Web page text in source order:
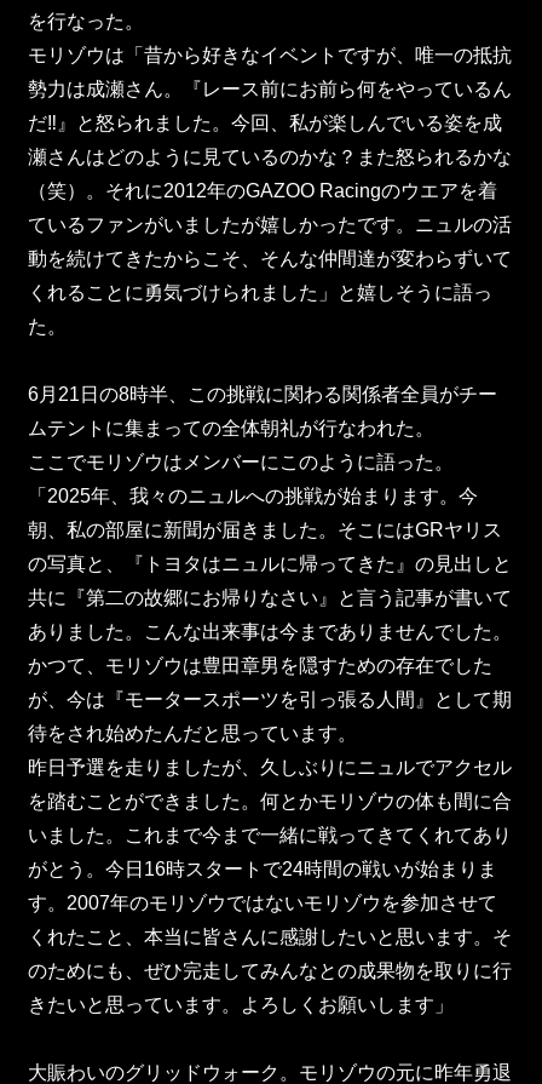
を行なった。
モリゾウは「昔から好きなイベントですが、唯一の抵抗
勢力は成瀬さん。『レース前にお前ら何をやっているん
だ‼』と怒られました。今回、私が楽しんでいる姿を成
瀬さんはどのように見ているのかな？また怒られるかな
（笑）。それに2012年のGAZOO Racingのウエアを着
ているファンがいましたが嬉しかったです。ニュルの活
動を続けてきたからこそ、そんな仲間達が変わらずいて
くれることに勇気づけられました」と嬉しそうに語っ
た。
6月21日の8時半、この挑戦に関わる関係者全員がチー
ムテントに集まっての全体朝礼が行なわれた。
ここでモリゾウはメンバーにこのように語った。
「2025年、我々のニュルへの挑戦が始まります。今
朝、私の部屋に新聞が届きました。そこにはGRヤリス
の写真と、『トヨタはニュルに帰ってきた』の見出しと
共に『第二の故郷にお帰りなさい』と言う記事が書いて
ありました。こんな出来事は今までありませんでした。
かつて、モリゾウは豊田章男を隠すための存在でした
が、今は『モータースポーツを引っ張る人間』として期
待をされ始めたんだと思っています。
昨日予選を走りましたが、久しぶりにニュルでアクセル
を踏むことができました。何とかモリゾウの体も間に合
いました。これまで今まで一緒に戦ってきてくれてあり
がとう。今日16時スタートで24時間の戦いが始まりま
す。2007年のモリゾウではないモリゾウを参加させて
くれたこと、本当に皆さんに感謝したいと思います。そ
のためにも、ぜひ完走してみんなとの成果物を取りに行
きたいと思っています。よろしくお願いします」
大賑わいのグリッドウォーク。モリゾウの元に昨年勇退